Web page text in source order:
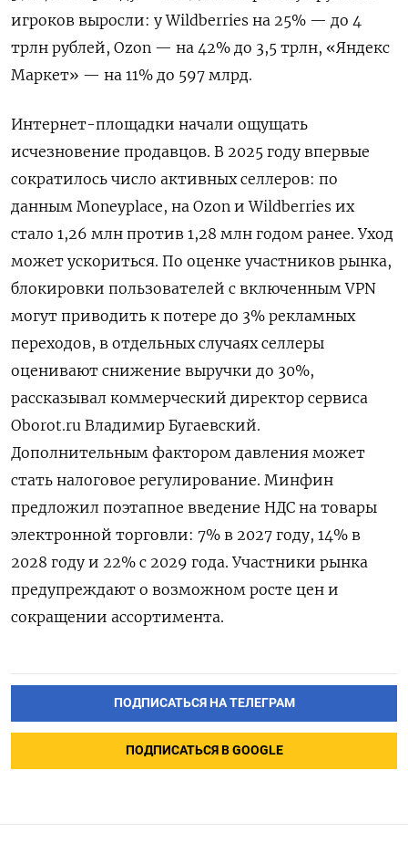
игроков выросли: у Wildberries на 25% — до 4
трлн рублей, Ozon — на 42% до 3,5 трлн, «Яндекс
Маркет» — на 11% до 597 млрд.
Интернет-площадки начали ощущать
исчезновение продавцов. В 2025 году впервые
сократилось число активных селлеров: по
данным Moneyplace, на Ozon и Wildberries их
стало 1,26 млн против 1,28 млн годом ранее. Уход
может ускориться. По оценке участников рынка,
блокировки пользователей с включенным VPN
могут приводить к потере до 3% рекламных
переходов, в отдельных случаях селлеры
оценивают снижение выручки до 30%,
рассказывал коммерческий директор сервиса
Oborot.ru Владимир Бугаевский.
Дополнительным фактором давления может
стать налоговое регулирование. Минфин
предложил поэтапное введение НДС на товары
электронной торговли: 7% в 2027 году, 14% в
2028 году и 22% с 2029 года. Участники рынка
предупреждают о возможном росте цен и
сокращении ассортимента.
ПОДПИСАТЬСЯ НА ТЕЛЕГРАМ
ПОДПИСАТЬСЯ В GOOGLE